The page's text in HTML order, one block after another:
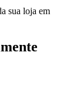
sua loja em